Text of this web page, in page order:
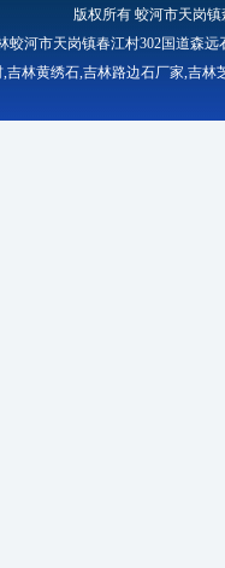
版权所有蛟河市天岗
蛟河市天岗镇春江村302国道森远
,吉林黄绣石,吉林路边石厂家,吉林